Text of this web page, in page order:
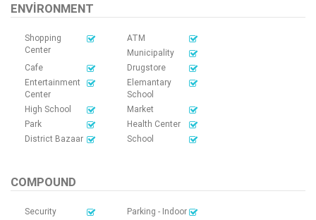
ENVIRONMENT
Shopping
Center
ATM
Municipality
Cafe
Drugstore
Entertainment
Center
Elemantary
School
High School
Market
Park
Health Center
District Bazaar
School
COMPOUND
Security
Parking - Indoor